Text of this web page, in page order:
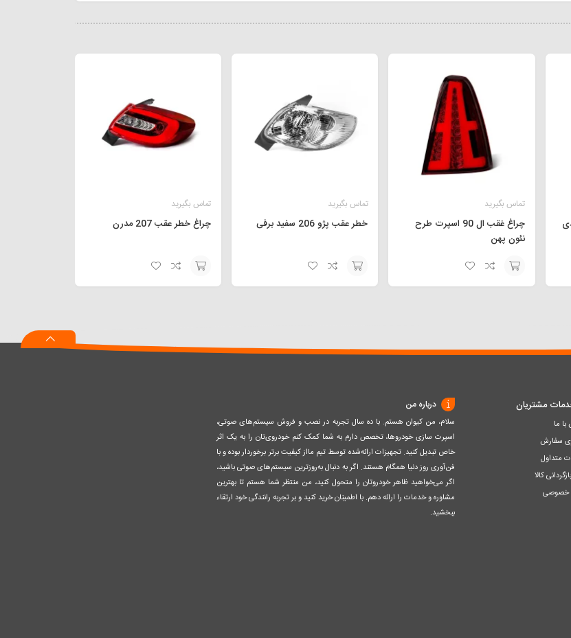
تماس بگیرید
چراغ غقب ال 90 اسپرت طرح
نئون پهن
افزودن
تماس بگیرید
خطر عقب پژو 206 سفید برفی
افزودن
تماس بگیرید
چراغ خطر عقب 207 مدرن
افزودن
مشتریان
ما
سفارش
متداول
کالا
خصوصی
درباره من
سلام، من کیوان هستم. با ده سال تجربه در نصب و فروش سیستم‌های صوتی،
اسپرت سازی خودروها، تخصص دارم به شما کمک کنم خودروی‌تان را به یک اثر
خاص تبدیل کنید. تجهیزات ارائه‌شده توسط تیم مااز کیفیت برتر برخوردار بوده و با
فن‌آوری روز دنیا همگام هستند. اگر به دنبال به‌روزترین سیستم‌های صوتی باشید،
اگر می‌خواهید ظاهر خودروتان را متحول کنید، من منتظر شما هستم تا بهترین
مشاوره و خدمات را ارائه دهم. با اطمینان خرید کنید و بر تجربه رانندگی خود ارتقاء
ببخشید.